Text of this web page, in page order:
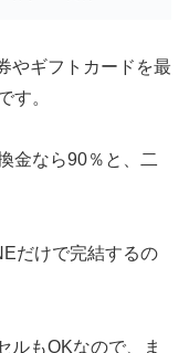
やギフトカードを最
す。
金なら90％と、二
だけで完結するの
ルもOKなので、ま